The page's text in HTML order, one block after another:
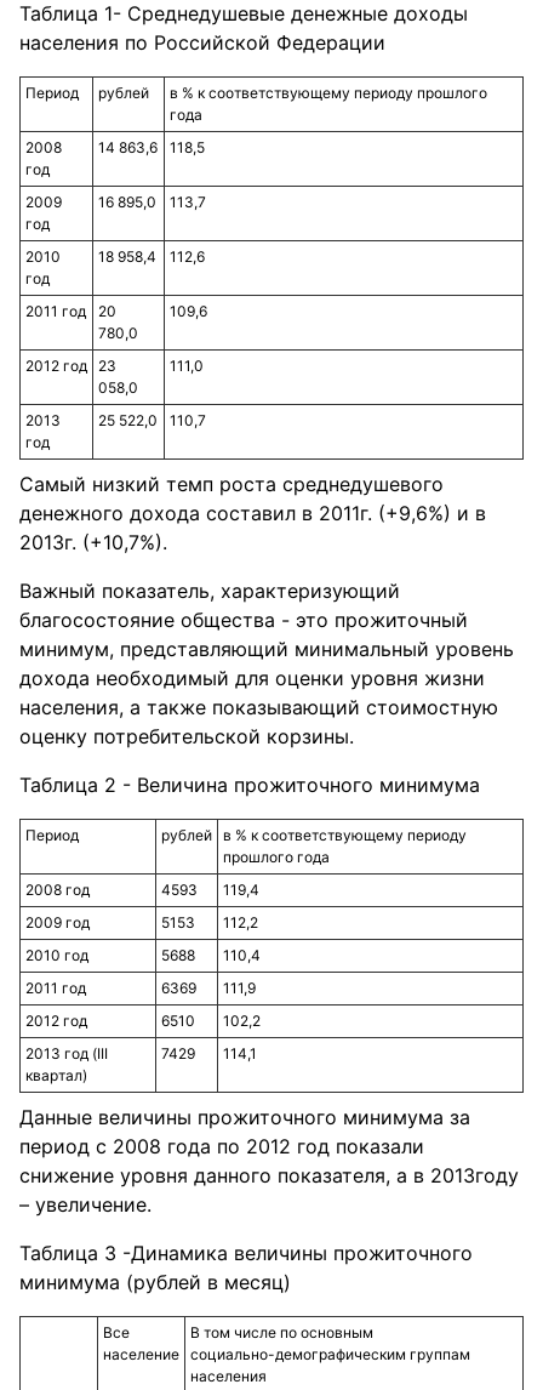
Таблица 1- Среднедушевые денежные доходы
населения по Российской Федерации
Период рублей
в % к соответствующему периоду прошлого
года
2008
год
14 863,6 118,5
2009
год
16 895,0 113,7
2010
год
18 958,4 112,6
2011 год
20
780,0
109,6
2012 год
23
058,0
111,0
2013
год
25 522,0 110,7
Самый низкий темп роста среднедушевого
денежного дохода составил в 2011г. (+9,6%) и в
2013г. (+10,7%).
Важный показатель, характеризующий
благосостояние общества - это прожиточный
минимум, представляющий минимальный уровень
дохода необходимый для оценки уровня жизни
населения, а также показывающий стоимостную
оценку потребительской корзины.
Таблица 2 - Величина прожиточного минимума
Период рублей
в % к соответствующему периоду
прошлого года
2008 год
4593
119,4
2009 год
5153
112,2
2010 год
5688
110,4
2011 год
6369
111,9
2012 год
6510
102,2
2013 год (III
квартал)
7429 114,1
Данные величины прожиточного минимума за
период с 2008 года по 2012 год показали
снижение уровня данного показателя, а в 2013году
– увеличение.
Таблица 3 -Динамика величины прожиточного
минимума (рублей в месяц)
Все
население
В том числе по основным
социально-демографическим группам
населения